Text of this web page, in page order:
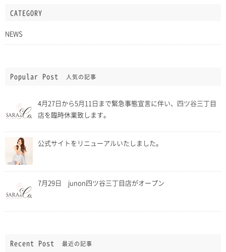
CATEGORY
NEWS
Popular Post 人気の記事
4月27日から5月11日まで緊急事態宣言に伴い、四ツ谷三丁目
店を臨時休業致します。
公式サイトをリニューアルいたしました。
7月29日 junon四ツ谷三丁目店がオープン
Recent Post 最近の記事